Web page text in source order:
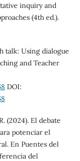
inquiry and
(4th ed.).
talk: Using dialogue
and Teacher
DOI:
(2024). El debate
potenciar el
En Puentes del
del